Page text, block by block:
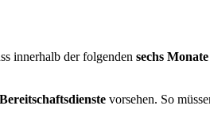
innerhalb der folgenden sechs
Bereitschaftsdienste vorsehen. So